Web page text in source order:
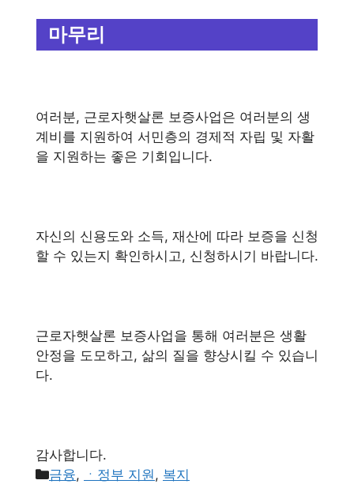
마무리
여러분, 근로자햇살론 보증사업은 여러분의 생
계비를 지원하여 서민층의 경제적 자립 및 자활
을 지원하는 좋은 기회입니다.
자신의 신용도와 소득, 재산에 따라 보증을 신청
할 수 있는지 확인하시고, 신청하시기 바랍니다.
근로자햇살론 보증사업을 통해 여러분은 생활
안정을 도모하고, 삶의 질을 향상시킬 수 있습니
다.
감사합니다.
카
금융, ㆍ정부 지원, 복지